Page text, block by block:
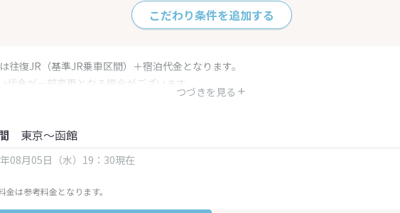
こだわり条件を追加する
つづきを見る
往復JR（基準JR乗車区間）＋宿泊代金となります。
代金が一部変更となる場合がございます。
旅行代金・プラン内容は一定時間ごとに更新されます。最終確認画面でご確認ください。
東京～函館
08月05日（水）19：30現在
は参考料金となります。